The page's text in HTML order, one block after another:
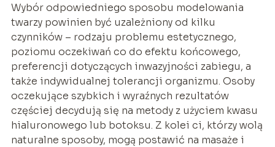
Wybór odpowiedniego sposobu modelowania
twarzy powinien być uzależniony od kilku
czynników – rodzaju problemu estetycznego,
poziomu oczekiwań co do efektu końcowego,
preferencji dotyczących inwazyjności zabiegu, a
także indywidualnej tolerancji organizmu. Osoby
oczekujące szybkich i wyraźnych rezultatów
częściej decydują się na metody z użyciem kwasu
hialuronowego lub botoksu. Z kolei ci, którzy wolą
naturalne sposoby, mogą postawić na masaże i